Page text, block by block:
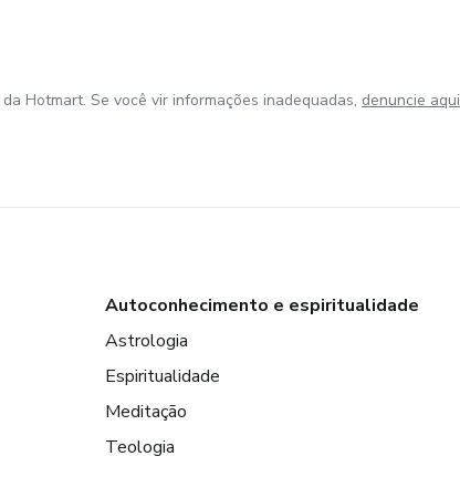
Hotmart. Se você vir informações inadequadas, denuncie aqui
Autoconhecimento e espiritualidade
Astrologia
Espiritualidade
Meditação
Teologia